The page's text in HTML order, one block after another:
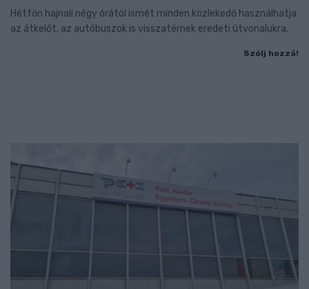
Hétfőn hajnali négy órától ismét minden közlekedő használhatja
az átkelőt, az autóbuszok is visszatérnek eredeti útvonalukra.
Szólj hozzá!